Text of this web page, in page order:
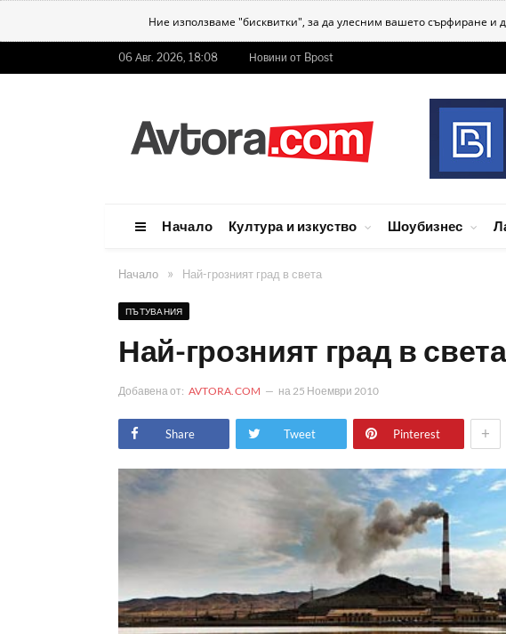
Ние използваме "бисквитки", за да улесним вашето сърфиране и
06 Авг. 2026, 18:08 Новини от Bpost
Начало Култура и изкуство Шоубизнес
Начало » Най-грозният град в света
ПЪТУВАНИЯ
Най-грозният град в света
Добавена от: AVTORA.COM на 25 Ноември 2010
Share Tweet Pinterest +